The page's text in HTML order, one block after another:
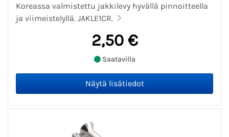
Koreassa valmistettu jakkilevy hyvällä pinnoitteella
ja viimeistelyllä. JAKLE1CR.
2,50 €
Saatavilla